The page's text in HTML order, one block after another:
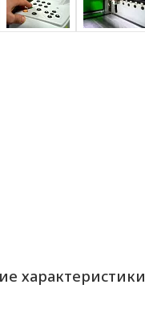
характеристики